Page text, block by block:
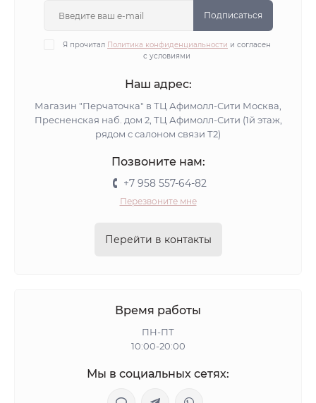
Подписаться
Я прочитал Политика конфиденциальности и согласен
с условиями
Наш адрес:
Магазин "Перчаточка" в ТЦ Афимолл-Сити Москва,
Пресненская наб. дом 2, ТЦ Афимолл-Сити (1й этаж,
рядом с салоном связи Т2)
Позвоните нам:
+7 958 557-64-82
Перезвоните мне
Перейти в контакты
Время работы
ПН-ПТ
10:00-20:00
Мы в социальных сетях: